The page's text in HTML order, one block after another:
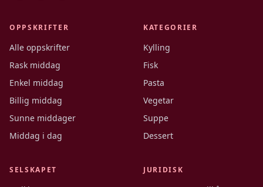
OPPSKRIFTER
Alle oppskrifter
Rask middag
Enkel middag
Billig middag
Sunne middager
Middag i dag
KATEGORIER
Kylling
Fisk
Pasta
Vegetar
Suppe
Dessert
SELSKAPET JURIDISK